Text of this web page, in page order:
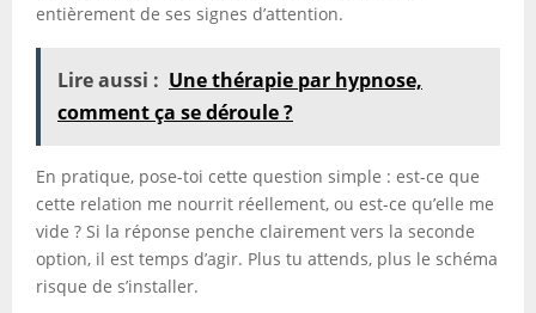
entièrement de ses signes d’attention.
Lire aussi : Une thérapie par hypnose,
comment ça se déroule ?
En pratique, pose-toi cette question simple : est-ce que
cette relation me nourrit réellement, ou est-ce qu’elle me
vide ? Si la réponse penche clairement vers la seconde
option, il est temps d’agir. Plus tu attends, plus le schéma
risque de s’installer.